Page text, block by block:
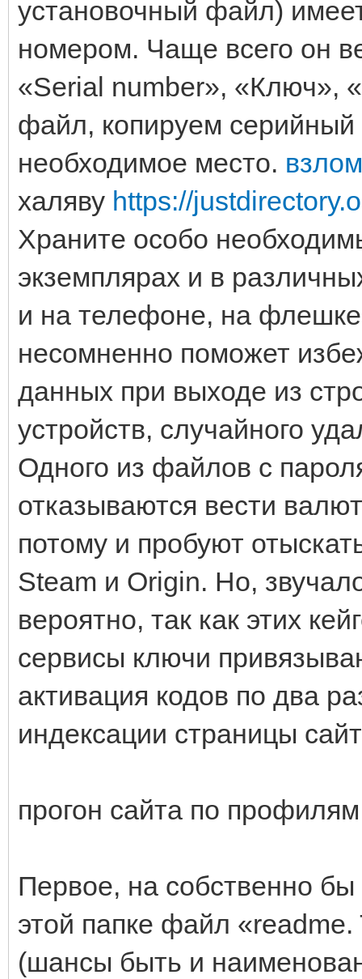
установочный файл)
номером. Чаще всего он
«Serial number», «Ключ»,
файл, копируем серийный
необходимое место.
халяву https://
Храните особо
экземплярах и в
и на телефоне, на
несомненно поможет
данных при выходе из
устройств, случайного
Одного из файлов с
отказываются вести
потому и пробуют
Steam и Origin. Но,
вероятно, так как этих
сервисы ключи
активация кодов по два
индексации страницы
прогон сайта по
Первое, на собственно бы
этой папке файл
(шансы быть и